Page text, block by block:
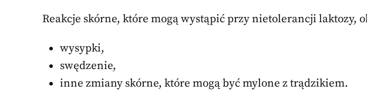
Reakcje skórne, które mogą wystąpić przy nietolerancji laktozy,
wysypki,
swędzenie,
inne zmiany skórne, które mogą być mylone z trądzikiem.